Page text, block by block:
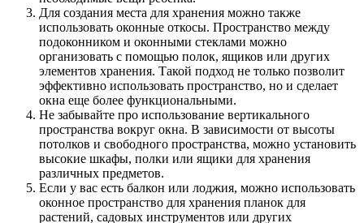
Для создания места для хранения можно также
использовать оконные откосы. Пространство между
подоконником и оконными стеклами можно
организовать с помощью полок, ящиков или других
элементов хранения. Такой подход не только позволит
эффективно использовать пространство, но и сделает
окна еще более функциональными.
Не забывайте про использование вертикального
пространства вокруг окна. В зависимости от высоты
потолков и свободного пространства, можно установить
высокие шкафы, полки или ящики для хранения
различных предметов.
Если у вас есть балкон или лоджия, можно использовать
оконное пространство для хранения планок для
растений, садовых инструментов или других